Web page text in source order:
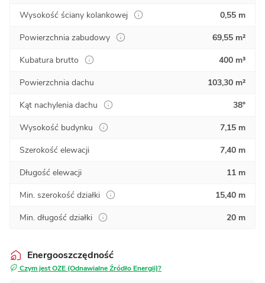
Wysokość ściany kolankowej
0,55 m
Powierzchnia zabudowy
69,55 m²
Kubatura brutto
400 m³
Powierzchnia dachu
103,30 m²
Kąt nachylenia dachu
38°
Wysokość budynku
7,15 m
Szerokość elewacji
7,40 m
Długość elewacji
11 m
Min. szerokość działki
15,40 m
Min. długość działki
20 m
Energooszczędność
Czym jest OZE (Odnawialne Źródło Energii)?